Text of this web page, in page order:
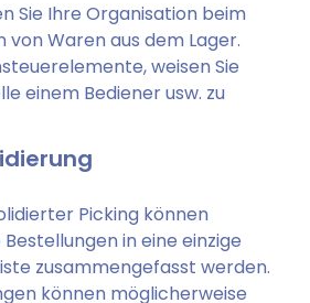
Sie Ihre Organisation beim
von Waren aus dem Lager.
weisen Sie
einem Bediener usw. zu
Picking können
in eine einzige
zusammengefasst werden.
können möglicherweise